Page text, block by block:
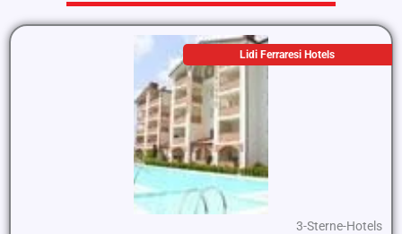
Lidi Ferraresi Hotels
3-Sterne-Hotels